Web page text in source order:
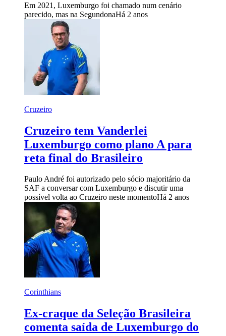
Em 2021, Luxemburgo foi chamado num cenário
parecido, mas na SegundonaHá 2 anos
Cruzeiro
Cruzeiro tem Vanderlei
Luxemburgo como plano A para
reta final do Brasileiro
Paulo André foi autorizado pelo sócio majoritário da
SAF a conversar com Luxemburgo e discutir uma
possível volta ao Cruzeiro neste momentoHá 2 anos
Corinthians
Ex-craque da Seleção Brasileira
comenta saída de Luxemburgo do